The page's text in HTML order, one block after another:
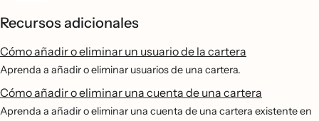
Recursos adicionales
Cómo añadir o eliminar un usuario de la cartera
Aprenda a añadir o eliminar usuarios de una cartera.
Cómo añadir o eliminar una cuenta de una cartera
Aprenda a añadir o eliminar una cuenta de una cartera existente en